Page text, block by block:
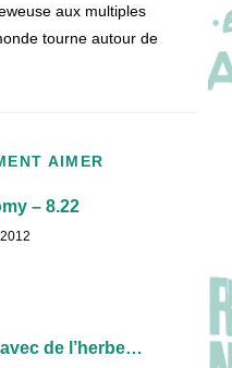
aux multiples
tourne autour de
AIMER
– 8.22
de l’herbe…